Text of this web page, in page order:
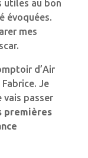
utiles au bon
évoquées.
mes
d’Air
Je
vais passer
premières